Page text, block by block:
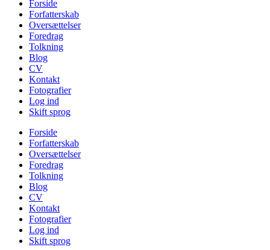
Forside
Forfatterskab
Oversættelser
Foredrag
Tolkning
Blog
CV
Kontakt
Fotografier
Log ind
Skift sprog
Forside
Forfatterskab
Oversættelser
Foredrag
Tolkning
Blog
CV
Kontakt
Fotografier
Log ind
Skift sprog